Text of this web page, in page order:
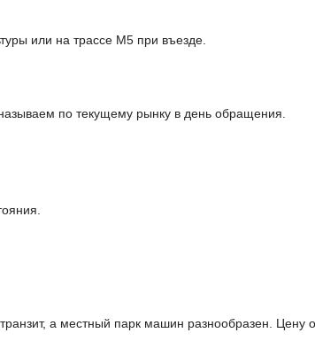
или на трассе М5 при въезде.
по текущему рынку в день обращения.
а местный парк машин разнообразен. Цену